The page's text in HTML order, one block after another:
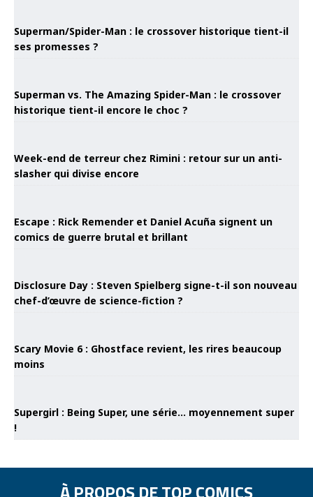
Superman/Spider-Man : le crossover historique tient-il
ses promesses ?
Superman vs. The Amazing Spider-Man : le crossover
historique tient-il encore le choc ?
Week-end de terreur chez Rimini : retour sur un anti-
slasher qui divise encore
Escape : Rick Remender et Daniel Acuña signent un
comics de guerre brutal et brillant
Disclosure Day : Steven Spielberg signe-t-il son nouveau
chef-d’œuvre de science-fiction ?
Scary Movie 6 : Ghostface revient, les rires beaucoup
moins
Supergirl : Being Super, une série… moyennement super
!
À PROPOS DE TOP COMICS